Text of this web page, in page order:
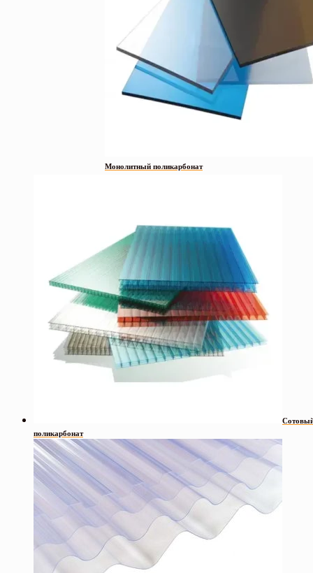
Монолитный поликарбонат
поликарбонат